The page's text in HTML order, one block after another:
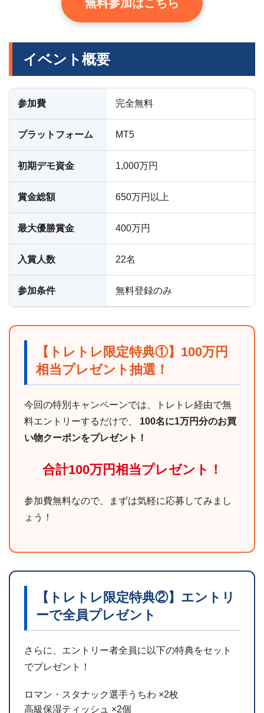
無料参加はこちら
イベント概要
参加費 完全無料
プラットフォーム MT5
初期デモ資金 1,000万円
賞金総額 650万円以上
最大優勝賞金 400万円
入賞人数 22名
参加条件 無料登録のみ
【トレトレ限定特典①】100万円
相当プレゼント抽選！
今回の特別キャンペーンでは、トレトレ経由で無
料エントリーするだけで、 100名に1万円分のお買
い物クーポンをプレゼント！
合計100万円相当プレゼント！
参加費無料なので、まずは気軽に応募してみまし
ょう！
【トレトレ限定特典②】エントリ
ーで全員プレゼント
さらに、エントリー者全員に以下の特典をセット
でプレゼント！
ロマン・スタナック選手うちわ ×2枚
高級保湿ティッシュ ×2個